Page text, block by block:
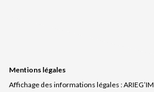
Mentions légales
Affichage des informations légales :